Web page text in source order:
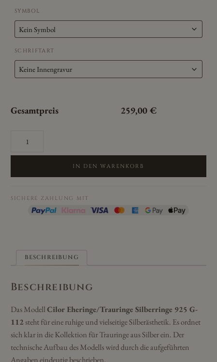
SYMBOL
SCHRIFTART
Gesamtpreis 259,00 €
Eheringe/Trauringe
Silberringe
G-
Menge
IN DEN WARENKORB
SICHERE ZAHLUNG MIT
BESCHREIBUNG
Beschreibung
Das ModellCilor Eheringe/Trauringe Silberringe 925 G-
112steht für eine ruhige und vielseitige Silberästhetik. Es ordnet
sich klar in die Kollektion für Trauringe aus Silber ein. Der
technische Aufbau des Modells wird durch die aufgeführten
Angaben eindeutig beschrieben.